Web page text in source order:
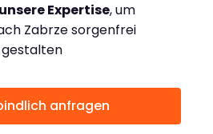
unsere Expertise, um
Zabrze sorgenfrei
gestalten
anfragen